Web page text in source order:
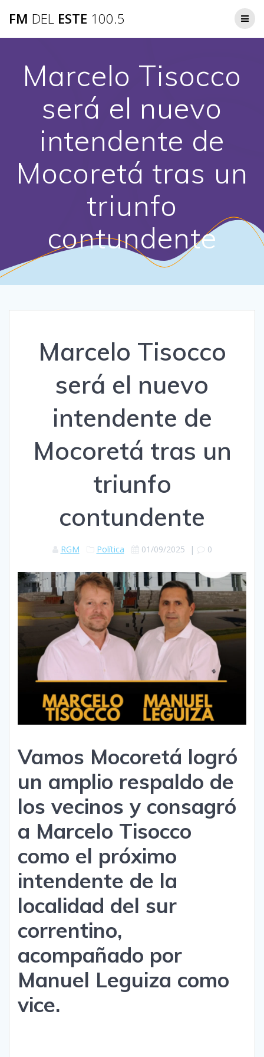
FM DEL ESTE 100.5
Marcelo Tisocco
será el nuevo
intendente de
Mocoretá tras un
triunfo
contundente
Marcelo Tisocco
será el nuevo
intendente de
Mocoretá tras un
triunfo
contundente
RGM Política 01/09/2025 | 0
Vamos Mocoretá logró
un amplio respaldo de
los vecinos y consagró
a Marcelo Tisocco
como el próximo
intendente de la
localidad del sur
correntino,
acompañado por
Manuel Leguiza como
vice.